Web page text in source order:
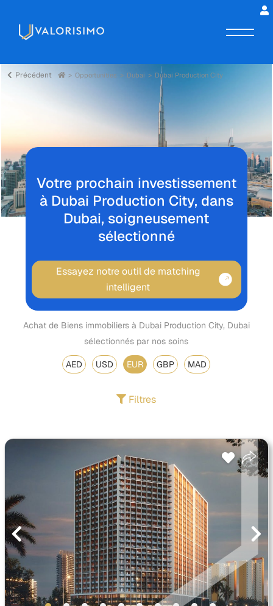
Précédent Opportunities Dubai Dubai Production City
Votre prochain investissement
à Dubai Production City, dans
Dubai, soigneusement
sélectionné
Essayez notre outil de matching
intelligent
Achat de Biens immobiliers à Dubai Production City, Dubai
sélectionnés par nos soins
AED USD EUR GBP MAD
Filtres